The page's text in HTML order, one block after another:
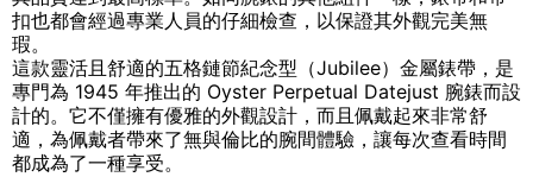
扣也都會經過專業人員的仔細檢查，以保證其外觀完美無
瑕。
這款靈活且舒適的五格鏈節紀念型（Jubilee）金屬錶帶，是
專門為 1945 年推出的 Oyster Perpetual Datejust 腕錶而設
計的。它不僅擁有優雅的外觀設計，而且佩戴起來非常舒
適，為佩戴者帶來了無與倫比的腕間體驗，讓每次查看時間
都成為了一種享受。